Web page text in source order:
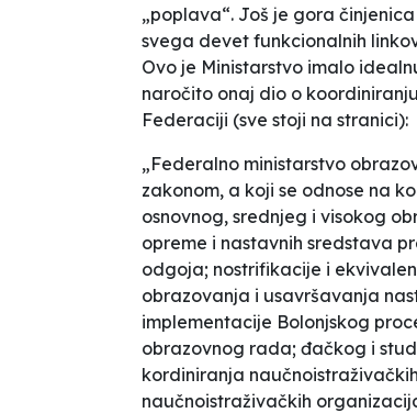
„poplava“. Još je gora
svega devet funkcionalnih
Ovo je Ministarstvo imalo
naročito onaj dio o
Federaciji (sve stoji na stranici):
„Federalno ministarstvo
zakonom, a koji se odnose na
osnovnog, srednjeg i visokog
opreme i nastavnih sredstava
odgoja; nostrifikacije i
obrazovanja i usavršavanja
implementacije Bolonjskog
obrazovnog rada; đačkog i
kordiniranja
naučnoistraživačkih